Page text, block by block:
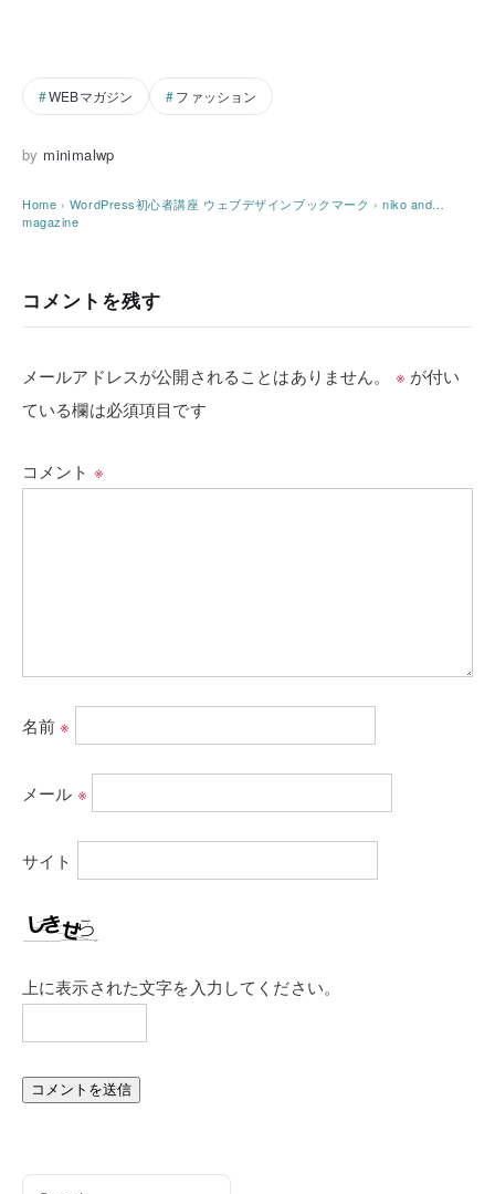
WEBマガジン ファッション
by minimalwp
Home › WordPress初心者講座 ウェブデザインブックマーク › niko and…
magazine
コメントを残す
メールアドレスが公開されることはありません。 ※ が付い
ている欄は必須項目です
コメント ※
名前※
メール ※
サイト
上に表示された文字を入力してください。